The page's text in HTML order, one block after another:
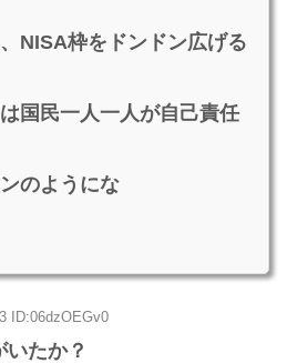
NISA枠をドンドン広げる
国民一人一人が自己責任
のようにな
ID:06dzOEGv0
たか？